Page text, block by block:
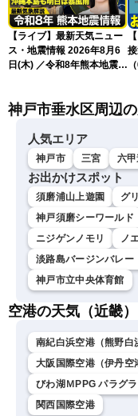
【ライブ】最新天気ニュー
ス・地震情報 2026年8月6
日(木) ／令和8年熊本地震情
LiVEムーン・駒木結衣／本
接近 お盆休
神戸市垂水区周辺
人気エリア
神戸市 三宮 六
お出かけスポット
須磨浦山上遊園
グ
神戸須磨シーワールド
ニジゲンノモリ
ノ
淡路島バージンバレ
神戸市立中央体育館
空港の天気（近畿）
南紀白浜空港（熊野白
大阪国際空港（伊丹空
びわ湖ＭPPG パラグ
関西国際空港